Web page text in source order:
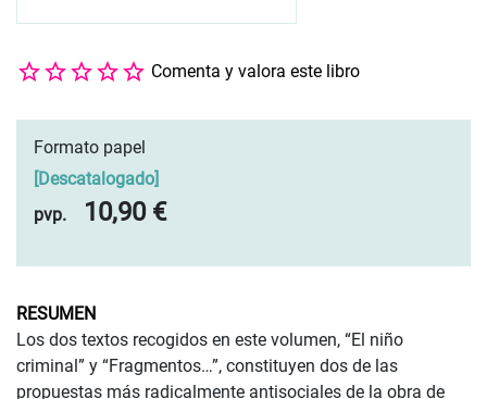
Comenta y valora este libro
Formato papel
Descatalogado]
pvp.
10,90 €
RESUMEN
Los dos textos recogidos en este volumen, “El niño
criminal” y “Fragmentos…”, constituyen dos de las
propuestas más radicalmente antisociales de la obra de